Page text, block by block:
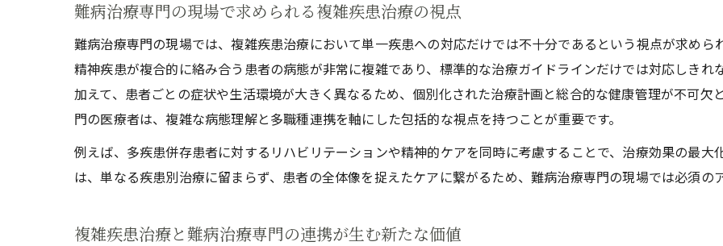
多疾患併存患者に役立つ難病治療専門の実践的指針
看護現場で活かす多疾患併存と難病治療専門の連携
高齢者の多疾患併存にも難病治療専門の工夫を
慢性疾患と難病治療専門の実践的アプローチ
慢性疾患管理に難病治療専門アプローチを活かす方法
難病治療専門の視点から見た慢性疾患の総合ケア
慢性疾患患者のための難病治療専門技術の実際
難病治療専門の専門性が高める慢性疾患の予後
難病治療専門の現場で求められる複雑疾患治療の視点
難病治療専門の現場では、複雑疾患治療において単一疾患への対応だけでは不十分であるという視点が求めら
精神疾患が複合的に絡み合う患者の病態が非常に複雑であり、標準的な治療ガイドラインだけでは対応しきれ
加えて、患者ごとの症状や生活環境が大きく異なるため、個別化された治療計画と総合的な健康管理が不可欠
門の医療者は、複雑な病態理解と多職種連携を軸にした包括的な視点を持つことが重要です。
例えば、多疾患併存患者に対するリハビリテーションや精神的ケアを同時に考慮することで、治療効果の最大
は、単なる疾患別治療に留まらず、患者の全体像を捉えたケアに繋がるため、難病治療専門の現場では必須の
複雑疾患治療と難病治療専門の連携が生む新たな価値